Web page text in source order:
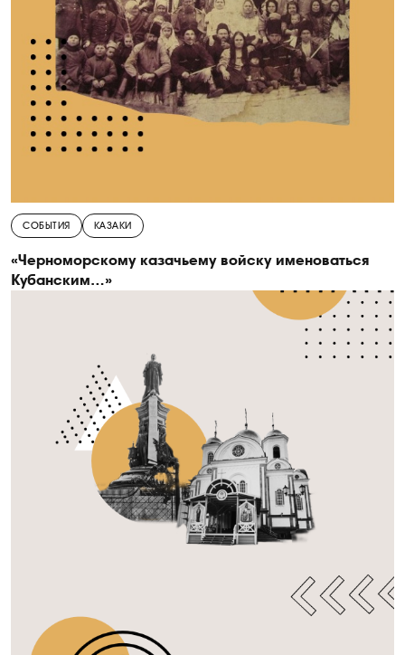
СОБЫТИЯ КАЗАКИ
«Черноморскому казачьему войску именоваться
Кубанским…»